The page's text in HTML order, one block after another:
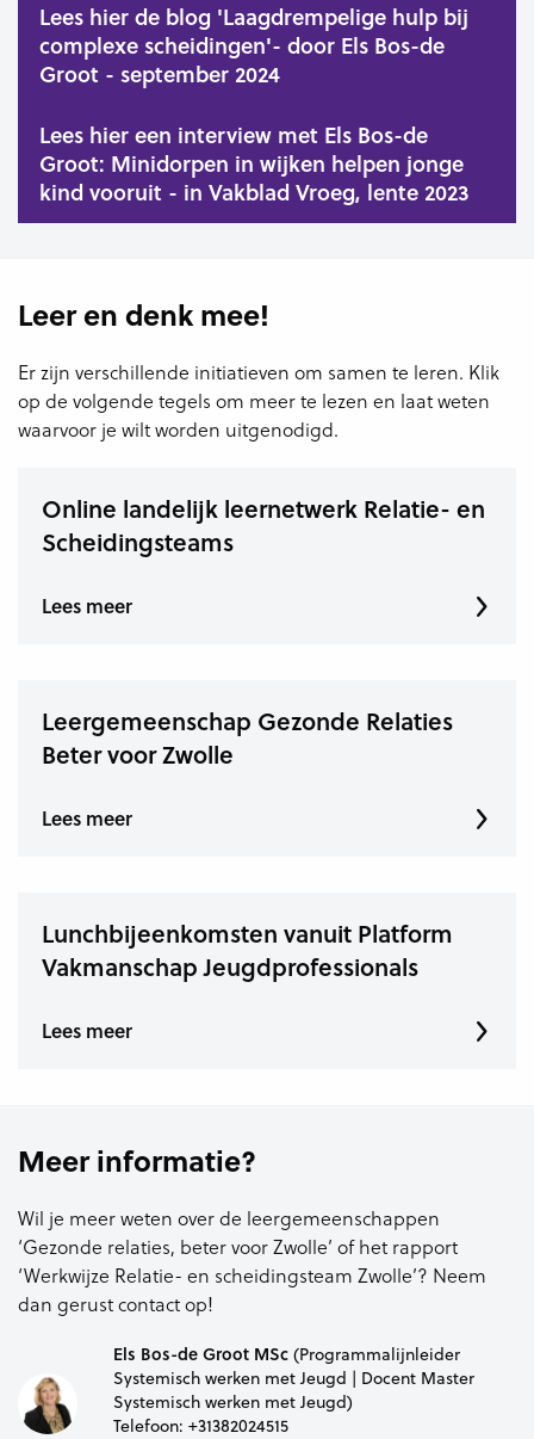
Lees hier de blog 'Laagdrempelige hulp bij
complexe scheidingen'- door Els Bos-de
Groot - september 2024
Lees hier een interview met Els Bos-de
Groot: Minidorpen in wijken helpen jonge
kind vooruit - in Vakblad Vroeg, lente 2023
Leer en denk mee!
Er zijn verschillende initiatieven om samen te leren. Klik
op de volgende tegels om meer te lezen en laat weten
waarvoor je wilt worden uitgenodigd.
Online landelijk leernetwerk Relatie- en
Scheidingsteams
Lees meer
Leergemeenschap Gezonde Relaties
Beter voor Zwolle
Lees meer
Lunchbijeenkomsten vanuit Platform
Vakmanschap Jeugdprofessionals
Lees meer
Meer informatie?
Wil je meer weten over de leergemeenschappen
‘Gezonde relaties, beter voor Zwolle’ of het rapport
‘Werkwijze Relatie- en scheidingsteam Zwolle’? Neem
dan gerust contact op!
Els Bos-de Groot MSc(Programmalijnleider
Systemisch werken met Jeugd | Docent Master
Systemisch werken met Jeugd)
Telefoon:+31382024515